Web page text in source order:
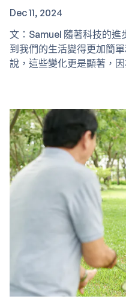
Dec 11, 2024
文：Samuel 隨著科技的
到我們的生活變得更加簡
說，這些變化更是顯著，
款專為長者及有需要人士
好地利用科技。 選擇簡易